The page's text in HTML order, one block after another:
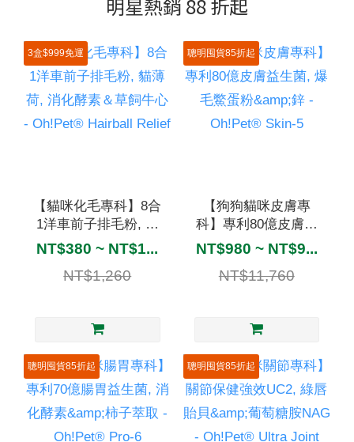
明星熱銷 88 折起
3盒$999免運
【貓咪化毛專科】8合
1洋車前子排毛粉, 貓
薄荷, 消化酵素＆草飼
牛心 - Oh!Pet®
Hairball Relief
NT$380 ~ NT$1...
NT$1,260
聰明囤貨85折起
【狗狗貓咪皮膚專
科】專利80億皮膚益
生菌, 爆毛鱉蛋粉&鋅
- Oh!Pet® Skin-5
NT$980 ~ NT$9...
NT$11,760
聰明囤貨85折起 聰明囤貨85折起